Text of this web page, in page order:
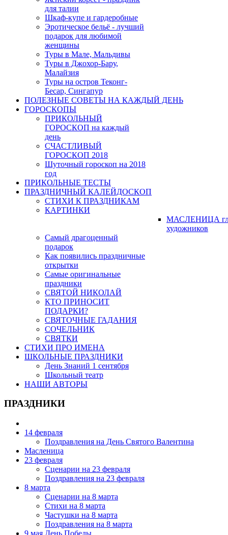
для талии
Шкаф-купе и гардеробные
Эротическое бельё - лучший
подарок для любимой
женщины
Туры в Мале, Мальдивы
Туры в Джохор-Бару,
Малайзия
Туры на остров Теконг-
Бесар, Сингапур
ПОЛЕЗНЫЕ СОВЕТЫ НА КАЖДЫЙ ДЕНЬ
ГОРОСКОПЫ
ПРИКОЛЬНЫЙ
ГОРОСКОП на каждый
день
СЧАСТЛИВЫЙ
ГОРОСКОП 2018
Шуточный гороскоп на 2018
год
ПРИКОЛЬНЫЕ ТЕСТЫ
ПРАЗДНИЧНЫЙ КАЛЕЙДОСКОП
СТИХИ К ПРАЗДНИКАМ
КАРТИНКИ
МАСЛЕНИЦА
художников
Самый драгоценный
подарок
Как появились праздничные
открытки
Самые оригинальные
праздники
СВЯТОЙ НИКОЛАЙ
КТО ПРИНОСИТ
ПОДАРКИ?
СВЯТОЧНЫЕ ГАДАНИЯ
СОЧЕЛЬНИК
СВЯТКИ
СТИХИ ПРО ИМЕНА
ШКОЛЬНЫЕ ПРАЗДНИКИ
День Знаний 1 сентября
Школьный театр
НАШИ АВТОРЫ
ПРАЗДНИКИ
14 февраля
Поздравления на День Святого Валентина
Масленица
23 февраля
Сценарии на 23 февраля
Поздравления на 23 февраля
8 марта
Сценарии на 8 марта
Стихи на 8 марта
Частушки на 8 марта
Поздравления на 8 марта
9 мая День Победы